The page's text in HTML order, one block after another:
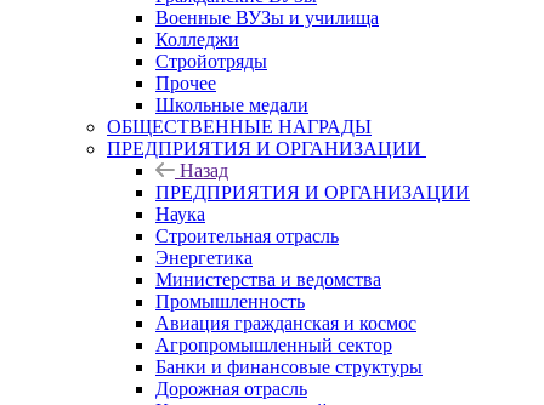
Военные ВУЗы и училища
Колледжи
Стройотряды
Прочее
Школьные медали
ОБЩЕСТВЕННЫЕ НАГРАДЫ
ПРЕДПРИЯТИЯ И ОРГАНИЗАЦИИ
Назад
ПРЕДПРИЯТИЯ И ОРГАНИЗАЦИИ
Наука
Строительная отрасль
Энергетика
Министерства и ведомства
Промышленность
Авиация гражданская и космос
Агропромышленный сектор
Банки и финансовые структуры
Дорожная отрасль